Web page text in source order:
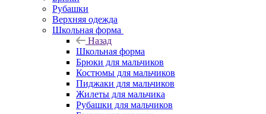
Рубашки
Верхняя одежда
Школьная форма
Назад
Школьная форма
Брюки для мальчиков
Костюмы для мальчиков
Пиджаки для мальчиков
Жилеты для мальчика
Рубашки для мальчиков